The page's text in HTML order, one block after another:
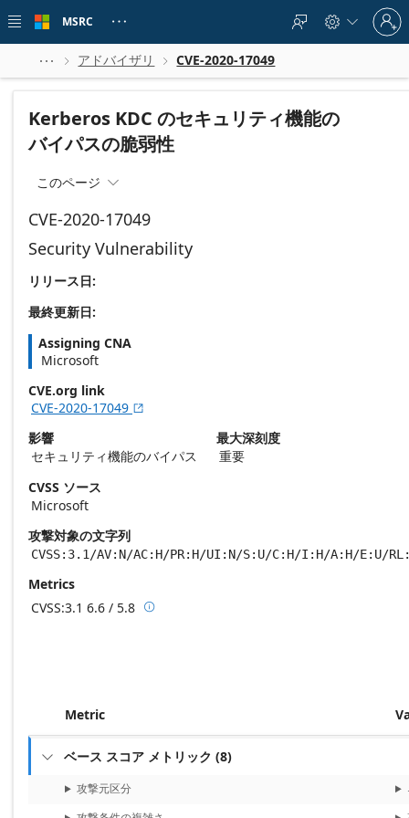
 main
MSRC    
Sign
in
to
account
  アドバイザリ  CVE-2020-17049
Kerberos KDC のセキュリティ機能の
バイパスの脆弱性
このページ 
CVE-2020-17049
Security Vulnerability
リリース日:
最終更新日:
Assigning CNA
Microsoft
CVE.org link
CVE-2020-17049 
影響
セキュリティ機能のバイパス
最大深刻度
重要
CVSS ソース
Microsoft
攻撃対象の文字列
CVSS:3.1/AV:N/AC:H/PR:H/UI:N/S:U/C:H/I:H/A:H/E:U/
Metrics
CVSS:3.1 6.6 / 5.8 Base score metrics: 6.6 / Temporal score
Metric
 ベース スコア メトリック (8)
攻撃元区分